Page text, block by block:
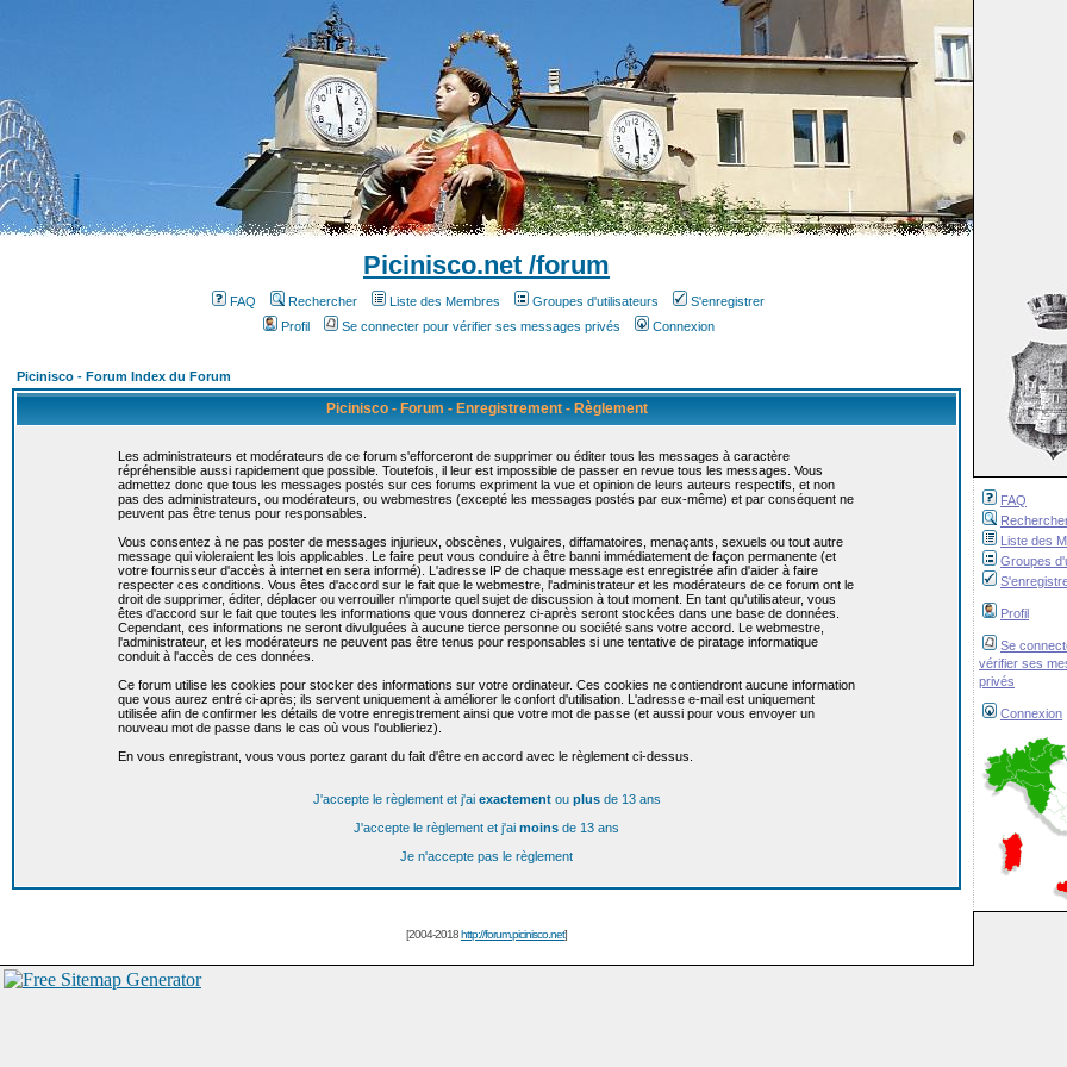
FAQ
Liste des
Groupes
Profil
Se
vérifier ses
privés
Connexion
Picinisco.net /forum
FAQ Rechercher Liste des Membres Groupes d'utilisateurs
S'enregistrer
Profil
Se connecter pour vérifier ses messages privés Connexion
Picinisco - Forum Index du Forum
Picinisco - Forum - Enregistrement - Règlement
Les administrateurs et modérateurs de ce forum s'efforceront de supprimer ou éditer tous les messages à caractère
répréhensible aussi rapidement que possible. Toutefois, il leur est impossible de passer en revue tous les messages. Vous
admettez donc que tous les messages postés sur ces forums expriment la vue et opinion de leurs auteurs respectifs, et non
pas des administrateurs, ou modérateurs, ou webmestres (excepté les messages postés par eux-même) et par conséquent ne
peuvent pas être tenus pour responsables.
Vous consentez à ne pas poster de messages injurieux, obscènes, vulgaires, diffamatoires, menaçants, sexuels ou tout autre
message qui violeraient les lois applicables. Le faire peut vous conduire à être banni immédiatement de façon permanente (et
votre fournisseur d'accès à internet en sera informé). L'adresse IP de chaque message est enregistrée afin d'aider à faire
respecter ces conditions. Vous êtes d'accord sur le fait que le webmestre, l'administrateur et les modérateurs de ce forum ont le
droit de supprimer, éditer, déplacer ou verrouiller n'importe quel sujet de discussion à tout moment. En tant qu'utilisateur, vous
êtes d'accord sur le fait que toutes les informations que vous donnerez ci-après seront stockées dans une base de données.
Cependant, ces informations ne seront divulguées à aucune tierce personne ou société sans votre accord. Le webmestre,
l'administrateur, et les modérateurs ne peuvent pas être tenus pour responsables si une tentative de piratage informatique
conduit à l'accès de ces données.
Ce forum utilise les cookies pour stocker des informations sur votre ordinateur. Ces cookies ne contiendront aucune information
que vous aurez entré ci-après; ils servent uniquement à améliorer le confort d'utilisation. L'adresse e-mail est uniquement
utilisée afin de confirmer les détails de votre enregistrement ainsi que votre mot de passe (et aussi pour vous envoyer un
nouveau mot de passe dans le cas où vous l'oublieriez).
En vous enregistrant, vous vous portez garant du fait d'être en accord avec le règlement ci-dessus.
J'accepte le règlement et j'ai exactementou plusde 13 ans
J'accepte le règlement et j'ai moins de 13 ans
Je n'accepte pas le règlement
[2004-2018http://forum.picinisco.net]